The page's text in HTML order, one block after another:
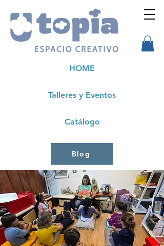
Talleres y Eventos
HOME
Catálogo
Blog